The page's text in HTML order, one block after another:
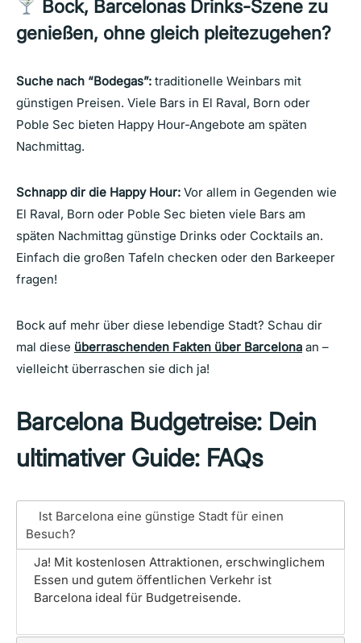
Bock, Barcelonas Drinks-Szene zu
genießen, ohne gleich pleitezugehen?
Suche nach “Bodegas”: traditionelle Weinbars mit
günstigen Preisen. Viele Bars in El Raval, Born oder
Poble Sec bieten Happy Hour-Angebote am späten
Nachmittag.
Schnapp dir die Happy Hour: Vor allem in Gegenden wie
El Raval, Born oder Poble Sec bieten viele Bars am
späten Nachmittag günstige Drinks oder Cocktails an.
Einfach die großen Tafeln checken oder den Barkeeper
fragen!
Bock auf mehr über diese lebendige Stadt? Schau dir
mal diese überraschenden Fakten über Barcelona an –
vielleicht überraschen sie dich ja!
Barcelona Budgetreise: Dein
ultimativer Guide: FAQs
Ist Barcelona eine günstige Stadt für einen
Besuch?
Ja! Mit kostenlosen Attraktionen, erschwinglichem
Essen und gutem öffentlichen Verkehr ist
Barcelona ideal für Budgetreisende.